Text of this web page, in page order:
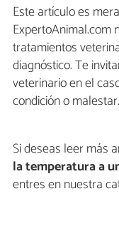
Este artículo es
ExpertoAnimal.com
tratamientos
diagnóstico. Te
veterinario en el
condición o malestar.
Si deseas leer más
la temperatura a
entres en nuestra